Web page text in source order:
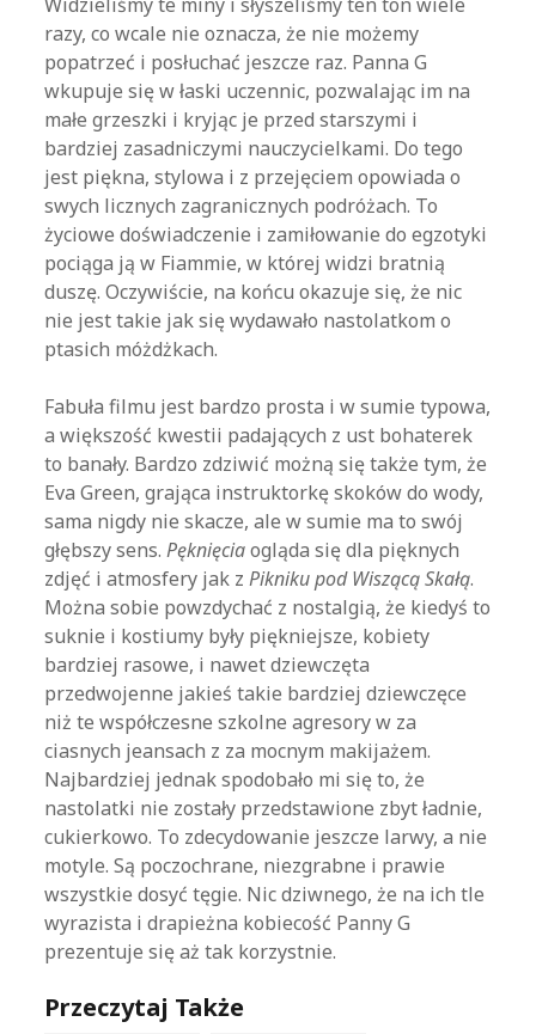
razy, co wcale nie oznacza, że nie możemy
popatrzeć i posłuchać jeszcze raz. Panna G
wkupuje się w łaski uczennic, pozwalając im na
małe grzeszki i kryjąc je przed starszymi i
bardziej zasadniczymi nauczycielkami. Do tego
jest piękna, stylowa i z przejęciem opowiada o
swych licznych zagranicznych podróżach. To
życiowe doświadczenie i zamiłowanie do egzotyki
pociąga ją w Fiammie, w której widzi bratnią
duszę. Oczywiście, na końcu okazuje się, że nic
nie jest takie jak się wydawało nastolatkom o
ptasich móżdżkach.
Fabuła filmu jest bardzo prosta i w sumie typowa,
a większość kwestii padających z ust bohaterek
to banały. Bardzo zdziwić możną się także tym, że
Eva Green, grająca instruktorkę skoków do wody,
sama nigdy nie skacze, ale w sumie ma to swój
głębszy sens.Pęknięciaogląda się dla pięknych
zdjęć i atmosfery jak zPikniku pod Wiszącą Skałą.
Można sobie powzdychać z nostalgią, że kiedyś to
suknie i kostiumy były piękniejsze, kobiety
bardziej rasowe, i nawet dziewczęta
przedwojenne jakieś takie bardziej dziewczęce
niż te współczesne szkolne agresory w za
ciasnych jeansach z za mocnym makijażem.
Najbardziej jednak spodobało mi się to, że
nastolatki nie zostały przedstawione zbyt ładnie,
cukierkowo. To zdecydowanie jeszcze larwy, a nie
motyle. Są poczochrane, niezgrabne i prawie
wszystkie dosyć tęgie. Nic dziwnego, że na ich tle
wyrazista i drapieżna kobiecość Panny G
prezentuje się aż tak korzystnie.
Przeczytaj Także